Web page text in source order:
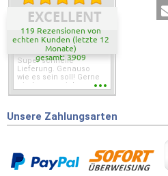
EXCELLENT
119 Rezensionen von
echten Kunden (letzte 12
Monate)
gesamt: 3909
Super schnelle
Lieferung. Genauso
wie es sein soll! Gerne
wieder wenn ich was
Unsere Zahlungsarten